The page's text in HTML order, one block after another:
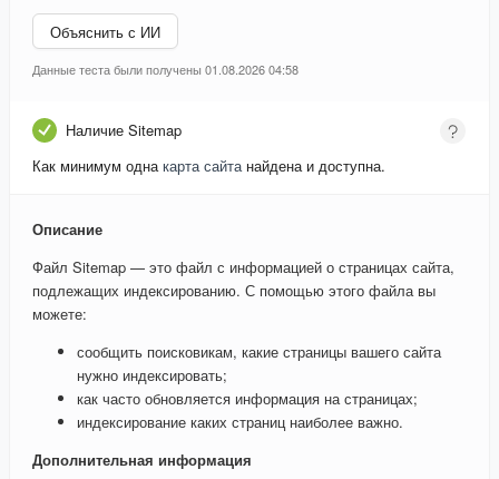
Объяснить с ИИ
Данные теста были получены 01.08.2026 04:58
Наличие Sitemap
Как минимум однакарта сайтанайдена и доступна.
Описание
Файл Sitemap — это файл с информацией о страницах сайта,
подлежащих индексированию. С помощью этого файла вы
можете:
сообщить поисковикам, какие страницы вашего сайта
нужно индексировать;
как часто обновляется информация на страницах;
индексирование каких страниц наиболее важно.
Дополнительная информация